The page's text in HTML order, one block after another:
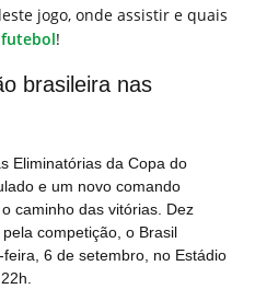
jogo, onde assistir e quais
!
brasileira nas
Eliminatórias da Copa do
e um novo comando
caminho das vitórias. Dez
competição, o Brasil
6 de setembro, no Estádio